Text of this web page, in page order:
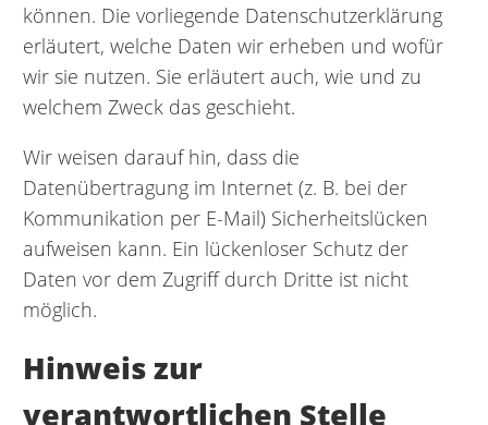
können. Die vorliegende Datenschutzerklärung
erläutert, welche Daten wir erheben und wofür
wir sie nutzen. Sie erläutert auch, wie und zu
welchem Zweck das geschieht.
Wir weisen darauf hin, dass die
Datenübertragung im Internet (z. B. bei der
Kommunikation per E-Mail) Sicherheitslücken
aufweisen kann. Ein lückenloser Schutz der
Daten vor dem Zugriff durch Dritte ist nicht
möglich.
Hinweis zur
verantwortlichen Stelle